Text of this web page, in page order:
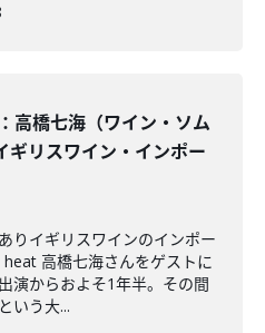
高橋七海（ワイン・ソム
ギリスワイン・インポー
りイギリスワインのインポー
高橋七海さんをゲストに
演からおよそ1年半。その間
いう大...